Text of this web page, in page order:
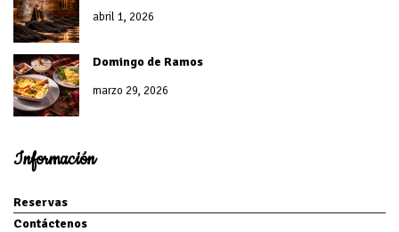
abril 1, 2026
Domingo de Ramos
marzo 29, 2026
Información
Reservas
Contáctenos